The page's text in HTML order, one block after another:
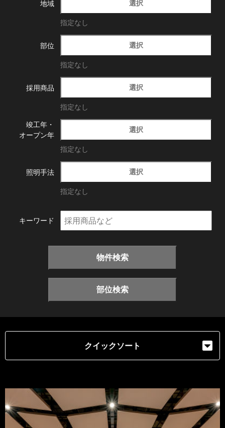
地域 選択
指定なし
部位 選択
指定なし
採用商品 選択
指定なし
竣工年・
オープン年
選択
指定なし
照明手法 選択
指定なし
キーワード
物件検索
部位検索
クイックソート